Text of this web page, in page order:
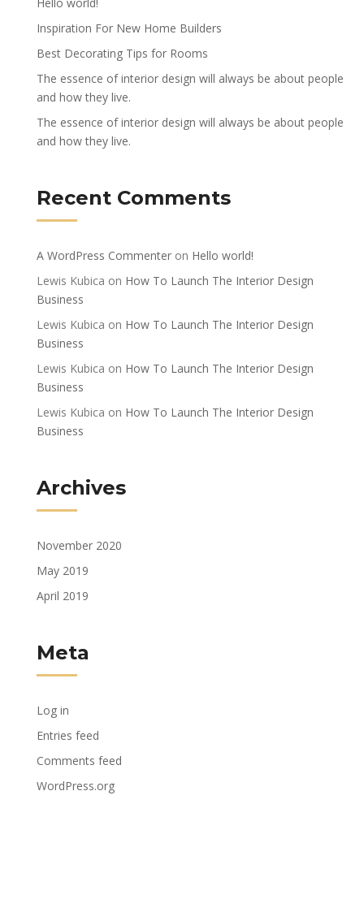
Inspiration For New Home Builders
Best Decorating Tips for Rooms
The essence of interior design will always be about people
and how they live.
The essence of interior design will always be about people
and how they live.
Recent Comments
A WordPress Commenter on Hello world!
Lewis Kubica on How To Launch The Interior Design
Business
Lewis Kubica on How To Launch The Interior Design
Business
Lewis Kubica on How To Launch The Interior Design
Business
Lewis Kubica on How To Launch The Interior Design
Business
Archives
November 2020
May 2019
April 2019
Meta
Log in
Entries feed
Comments feed
WordPress.org